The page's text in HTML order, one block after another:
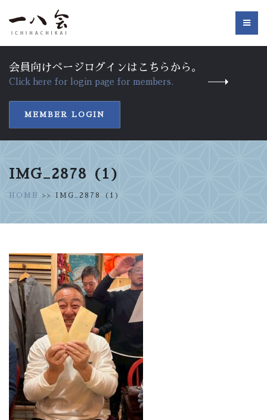
会員向けページログインはこちらから。
Click here for login page for members.
MEMBER LOGIN
IMG_2878 (1)
HOME >> IMG_2878 (1)